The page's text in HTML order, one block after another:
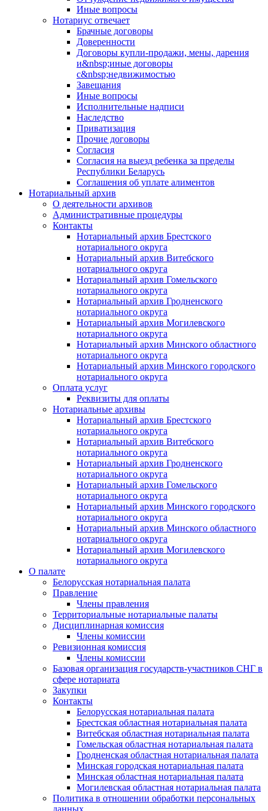
Иные вопросы
Нотариус отвечает
Брачные договоры
Доверенности
Договоры купли-продажи, мены, дарения
и&nbsp;иные договоры
с&nbsp;недвижимостью
Завещания
Иные вопросы
Исполнительные надписи
Наследство
Приватизация
Прочие договоры
Согласия
Согласия на выезд ребенка за пределы
Республики Беларусь
Соглашения об уплате алиментов
Нотариальный архив
О деятельности архивов
Административные процедуры
Контакты
Нотариальный архив Брестского
нотариального округа
Нотариальный архив Витебского
нотариального округа
Нотариальный архив Гомельского
нотариального округа
Нотариальный архив Гродненского
нотариального округа
Нотариальный архив Могилевского
нотариального округа
Нотариальный архив Минского областного
нотариального округа
Нотариальный архив Минского городского
нотариального округа
Оплата услуг
Реквизиты для оплаты
Нотариальные архивы
Нотариальный архив Брестского
нотариального округа
Нотариальный архив Витебского
нотариального округа
Нотариальный архив Гродненского
нотариального округа
Нотариальный архив Гомельского
нотариального округа
Нотариальный архив Минского городского
нотариального округа
Нотариальный архив Минского областного
нотариального округа
Нотариальный архив Могилевского
нотариального округа
О палате
Белорусская нотариальная палата
Правление
Члены правления
Территориальные нотариальные палаты
Дисциплинарная комиссия
Члены комиссии
Ревизионная комиссия
Члены комиссии
Базовая организация государств-участников СНГ в
сфере нотариата
Закупки
Контакты
Белорусская нотариальная палата
Брестская областная нотариальная палата
Витебская областная нотариальная палата
Гомельская областная нотариальная палата
Гродненская областная нотариальная палата
Минская городская нотариальная палата
Минская областная нотариальная палата
Могилевская областная нотариальная палата
Политика в отношении обработки персональных